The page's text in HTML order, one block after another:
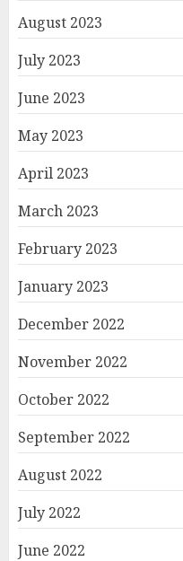
August 2023
July 2023
June 2023
May 2023
April 2023
March 2023
February 2023
January 2023
December 2022
November 2022
October 2022
September 2022
August 2022
July 2022
June 2022